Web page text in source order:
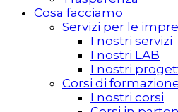
Cosa facciamo
Servizi per le
I nostri servizi
I nostri LAB
I nostri
Corsi di
I nostri corsi